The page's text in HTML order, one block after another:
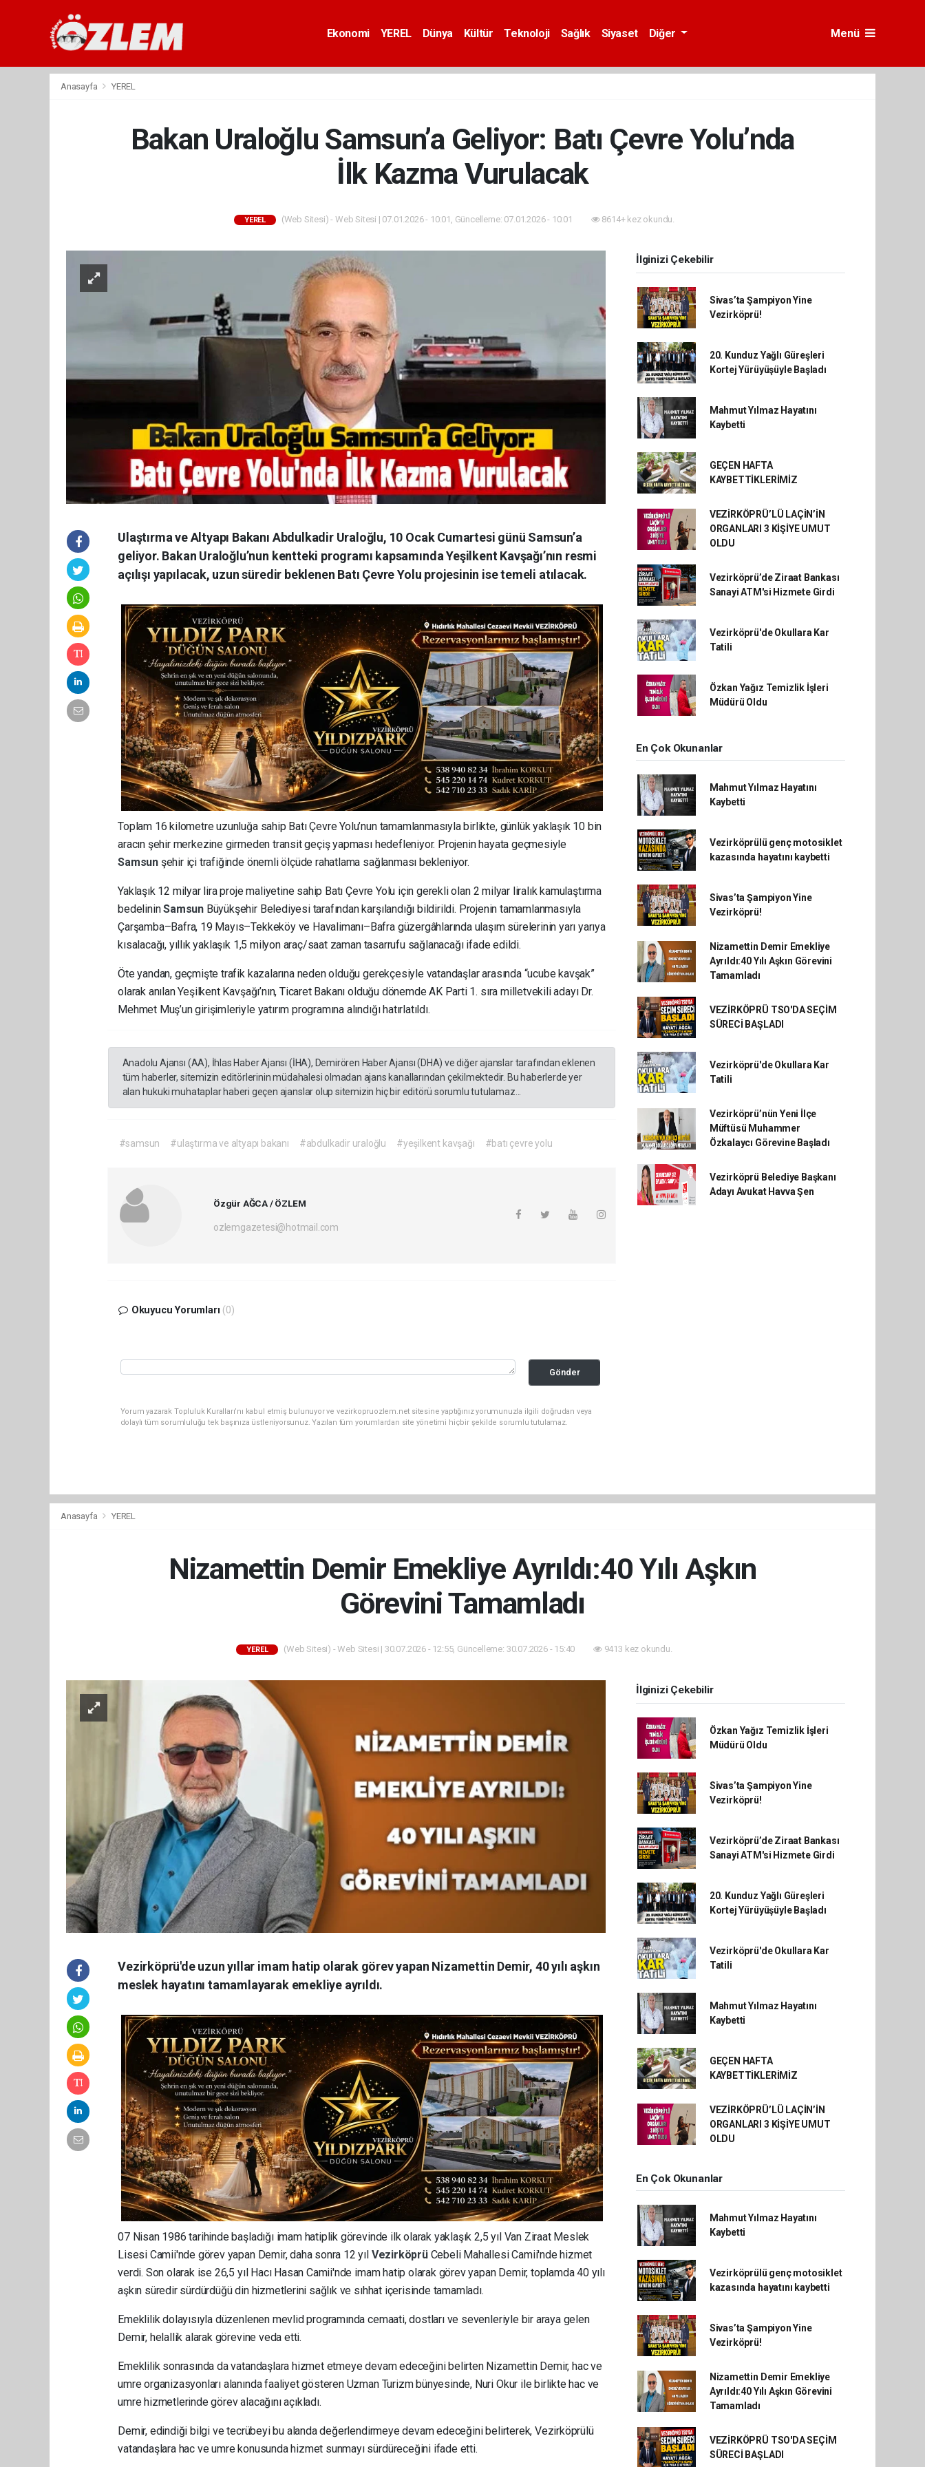
Ekonomi YEREL Dünya Kültür Teknoloji Sağlık Siyaset Diğer Menü
Anasayfa YEREL
Bakan Uraloğlu Samsun’a Geliyor: Batı Çevre Yolu’nda
İlk Kazma Vurulacak
YEREL (Web Sitesi) - Web Sitesi | 07.01.2026 - 10:01, Güncelleme: 07.01.2026 - 10:01 8614+ kez okundu.
Ulaştırma ve Altyapı Bakanı Abdulkadir Uraloğlu, 10 Ocak Cumartesi günü Samsun’a
geliyor. Bakan Uraloğlu’nun kentteki programı kapsamında Yeşilkent Kavşağı’nın resmi
açılışı yapılacak, uzun süredir beklenen Batı Çevre Yolu projesinin ise temeli atılacak.
Toplam 16 kilometre uzunluğa sahip Batı Çevre Yolu’nun tamamlanmasıyla birlikte, günlük yaklaşık 10 bin
aracın şehir merkezine girmeden transit geçiş yapması hedefleniyor. Projenin hayata geçmesiyle
Samsun şehir içi trafiğinde önemli ölçüde rahatlama sağlanması bekleniyor.
Yaklaşık 12 milyar lira proje maliyetine sahip Batı Çevre Yolu için gerekli olan 2 milyar liralık kamulaştırma
bedelininSamsun Büyükşehir Belediyesi tarafından karşılandığı bildirildi. Projenin tamamlanmasıyla
Çarşamba–Bafra, 19 Mayıs–Tekkeköy ve Havalimanı–Bafra güzergâhlarında ulaşım sürelerinin yarı yarıya
kısalacağı, yıllık yaklaşık 1,5 milyon araç/saat zaman tasarrufu sağlanacağı ifade edildi.
Öte yandan, geçmişte trafik kazalarına neden olduğu gerekçesiyle vatandaşlar arasında “ucube kavşak”
olarak anılan Yeşilkent Kavşağı’nın, Ticaret Bakanı olduğu dönemde AK Parti 1. sıra milletvekili adayı Dr.
Mehmet Muş’un girişimleriyle yatırım programına alındığı hatırlatıldı.
Anadolu Ajansı (AA), İhlas Haber Ajansı (İHA), Demirören Haber Ajansı (DHA) ve diğer ajanslar tarafından eklenen
tüm haberler, sitemizin editörlerinin müdahalesi olmadan ajans kanallarından çekilmektedir. Bu haberlerde yer
alan hukuki muhataplar haberi geçen ajanslar olup sitemizin hiç bir editörü sorumlu tutulamaz...
#samsun #ulaştırma ve altyapı bakanı #abdulkadir uraloğlu #yeşilkent kavşağı #batı çevre yolu
Özgür AĞCA / ÖZLEM
ozlemgazetesi@hotmail.com
Okuyucu Yorumları (0)
Gönder
Yorum yazarak Topluluk Kuralları’nı kabul etmiş bulunuyor ve vezirkopruozlem.net sitesine yaptığınız yorumunuzla ilgili doğrudan veya
dolaylı tüm sorumluluğu tek başınıza üstleniyorsunuz. Yazılan tüm yorumlardan site yönetimi hiçbir şekilde sorumlu tutulamaz.
İlginizi Çekebilir
Sivas’ta Şampiyon Yine
Vezirköprü!
20. Kunduz Yağlı Güreşleri
Kortej Yürüyüşüyle Başladı
Mahmut Yılmaz Hayatını
Kaybetti
GEÇEN HAFTA
KAYBETTİKLERİMİZ
VEZİRKÖPRÜ’LÜ LAÇİN’İN
ORGANLARI 3 KİŞİYE UMUT
OLDU
Vezirköprü’de Ziraat Bankası
Sanayi ATM'si Hizmete Girdi
Vezirköprü'de Okullara Kar
Tatili
Özkan Yağız Temizlik İşleri
Müdürü Oldu
En Çok Okunanlar
Mahmut Yılmaz Hayatını
Kaybetti
Vezirköprülü genç motosiklet
kazasında hayatını kaybetti
Sivas’ta Şampiyon Yine
Vezirköprü!
Nizamettin Demir Emekliye
Ayrıldı:40 Yılı Aşkın Görevini
Tamamladı
VEZİRKÖPRÜ TSO'DA SEÇİM
SÜRECİ BAŞLADI
Vezirköprü'de Okullara Kar
Tatili
Vezirköprü’nün Yeni İlçe
Müftüsü Muhammer
Özkalaycı Görevine Başladı
Vezirköprü Belediye Başkanı
Adayı Avukat Havva Şen
Anasayfa YEREL
Nizamettin Demir Emekliye Ayrıldı:40 Yılı Aşkın
Görevini Tamamladı
YEREL (Web Sitesi) - Web Sitesi | 30.07.2026 - 12:55, Güncelleme: 30.07.2026 - 15:40 9413 kez okundu.
Vezirköprü'de uzun yıllar imam hatip olarak görev yapan Nizamettin Demir, 40 yılı aşkın
meslek hayatını tamamlayarak emekliye ayrıldı.
07 Nisan 1986 tarihinde başladığı imam hatiplik görevinde ilk olarak yaklaşık 2,5 yıl Van Ziraat Meslek
Lisesi Camii'nde görev yapan Demir, daha sonra 12 yıl Vezirköprü Cebeli Mahallesi Camii'nde hizmet
verdi. Son olarak ise 26,5 yıl Hacı Hasan Camii'nde imam hatip olarak görev yapan Demir, toplamda 40 yılı
aşkın süredir sürdürdüğü din hizmetlerini sağlık ve sıhhat içerisinde tamamladı.
Emeklilik dolayısıyla düzenlenen mevlid programında cemaati, dostları ve sevenleriyle bir araya gelen
Demir, helallik alarak görevine veda etti.
Emeklilik sonrasında da vatandaşlara hizmet etmeye devam edeceğini belirten Nizamettin Demir, hac ve
umre organizasyonları alanında faaliyet gösteren Uzman Turizm bünyesinde, Nuri Okur ile birlikte hac ve
umre hizmetlerinde görev alacağını açıkladı.
Demir, edindiği bilgi ve tecrübeyi bu alanda değerlendirmeye devam edeceğini belirterek, Vezirköprülü
vatandaşlara hac ve umre konusunda hizmet sunmayı sürdüreceğini ifade etti.
İlginizi Çekebilir
Özkan Yağız Temizlik İşleri
Müdürü Oldu
Sivas’ta Şampiyon Yine
Vezirköprü!
Vezirköprü’de Ziraat Bankası
Sanayi ATM'si Hizmete Girdi
20. Kunduz Yağlı Güreşleri
Kortej Yürüyüşüyle Başladı
Vezirköprü'de Okullara Kar
Tatili
Mahmut Yılmaz Hayatını
Kaybetti
GEÇEN HAFTA
KAYBETTİKLERİMİZ
VEZİRKÖPRÜ’LÜ LAÇİN’İN
ORGANLARI 3 KİŞİYE UMUT
OLDU
En Çok Okunanlar
Mahmut Yılmaz Hayatını
Kaybetti
Vezirköprülü genç motosiklet
kazasında hayatını kaybetti
Sivas’ta Şampiyon Yine
Vezirköprü!
Nizamettin Demir Emekliye
Ayrıldı:40 Yılı Aşkın Görevini
Tamamladı
VEZİRKÖPRÜ TSO'DA SEÇİM
SÜRECİ BAŞLADI